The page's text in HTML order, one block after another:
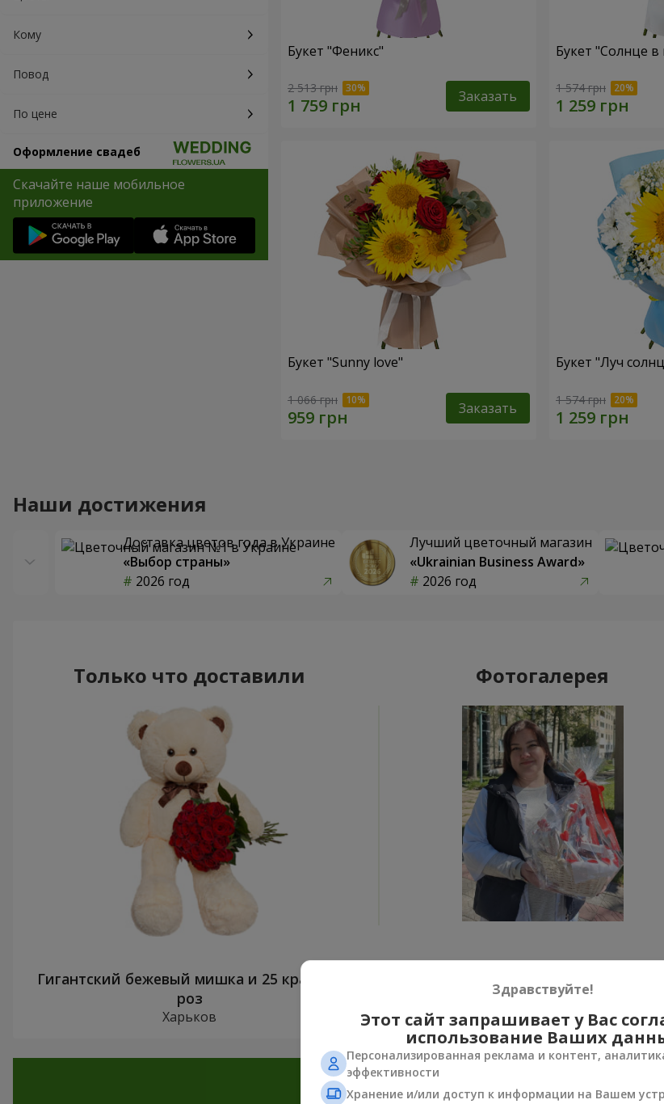
Кому
Повод
По цене
Оформление свадеб
Скачайте наше мобильное
приложение
Букет "Феникс"
2 513 грн Заказать
Букет "Солнце
1 574 грн
Букет "Sunny love"
1 066 грн Заказать
Букет "Луч
1 574 грн
Наши достижения
Доставка цветов года в Украине
«Выбор страны»
2026 год
Лучший цветочный магазин
«Ukrainian Business Award»
2026 год
Только что доставили
Гигантский бежевый мишка и 25 красных
роз
Харьков
Фотогалерея
Все фото доставок
Заказать этот товар
Здравствуйте!
Этот сайт запрашивает у Вас
использование Ваших
Персонализированная реклама и контент,
эффективности
Хранение и/или доступ к информации на Вашем